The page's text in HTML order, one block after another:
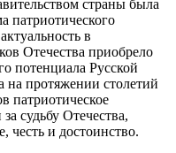
страны была
патриотического
в
Отечества приобрело
потенциала Русской
протяжении столетий
патриотическое
судьбу Отечества,
честь и достоинство.